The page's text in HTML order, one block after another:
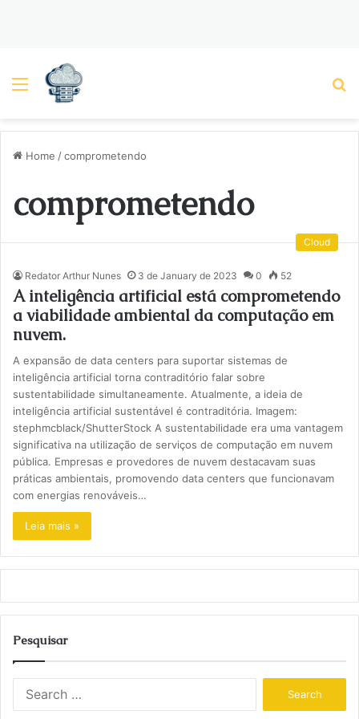
Menu
Home /comprometendo
comprometendo
Cloud
Redator Arthur Nunes 3 de January de 2023 0 52
A inteligência artificial está comprometendo
a viabilidade ambiental da computação em
nuvem.
A expansão de data centers para suportar sistemas de
inteligência artificial torna contraditório falar sobre
sustentabilidade simultaneamente. Atualmente, a ideia de
inteligência artificial sustentável é contraditória. Imagem:
stephmcblack/ShutterStock A sustentabilidade era uma vantagem
significativa na utilização de serviços de computação em nuvem
pública. Empresas e provedores de nuvem destacavam suas
práticas ambientais, promovendo data centers que funcionavam
com energias renováveis…
Leia mais »
Pesquisar